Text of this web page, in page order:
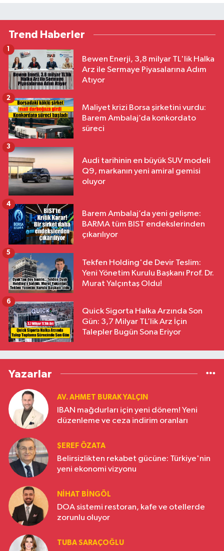
Trend Haberler
Bewen Enerji, 3,8 milyar TL'lik Halka
Arz ile Sermaye Piyasalarına Adım
Atıyor
1
Maliyet krizi Borsa şirketini vurdu:
Barem Ambalaj’da konkordato
süreci
2
Audi tarihinin en büyük SUV modeli
Q9, markanın yeni amiral gemisi
oluyor
3
Barem Ambalaj’da yeni gelişme:
BARMA tüm BIST endekslerinden
çıkarılıyor
4
Tekfen Holding'de Devir Teslim:
Yeni Yönetim Kurulu Başkanı Prof. Dr.
Murat Yalçıntaş Oldu!
5
Quick Sigorta Halka Arzında Son
Gün: 3,7 Milyar TL’lik Arz İçin
Talepler Bugün Sona Eriyor
6
Yazarlar
AV. AHMET BURAK YALÇIN
IBAN mağdurları için yeni dönem! Yeni
düzenleme ve ceza indirim oranları
ŞEREF ÖZATA
Belirsizlikten rekabet gücüne: Türkiye'nin
yeni ekonomi vizyonu
NIHAT BINGÖL
DOA sistemi restoran, kafe ve otellerde
zorunlu oluyor
TUBA SARAÇOĞLU